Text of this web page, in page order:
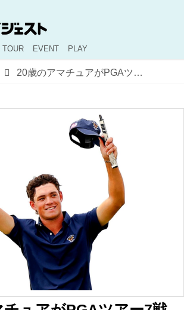
TOUR EVENT PLAY
20歳のアマチュアがPGAツアー7戦でトップ10入り3回! 世界一のシェフラーと堂々優勝争いしたジャクソン・コイブン